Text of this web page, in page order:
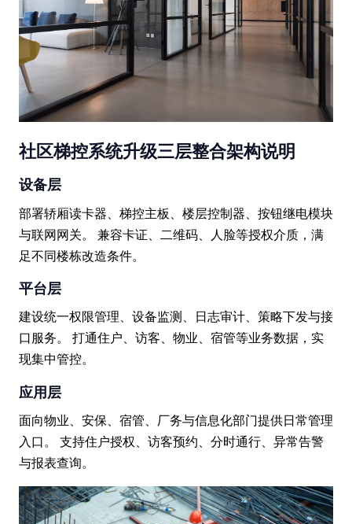
社区梯控系统升级三层整合架构说明
设备层
部署轿厢读卡器、梯控主板、楼层控制器、按钮继电模块
与联网网关。 兼容卡证、二维码、人脸等授权介质，满
足不同楼栋改造条件。
平台层
建设统一权限管理、设备监测、日志审计、策略下发与接
口服务。 打通住户、访客、物业、宿管等业务数据，实
现集中管控。
应用层
面向物业、安保、宿管、厂务与信息化部门提供日常管理
入口。 支持住户授权、访客预约、分时通行、异常告警
与报表查询。